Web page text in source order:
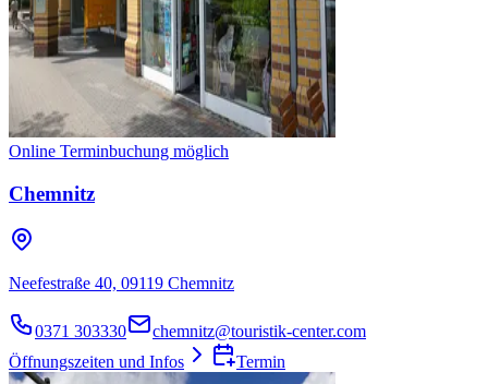
Online Terminbuchung möglich
Chemnitz
Neefestraße 40, 09119 Chemnitz
0371 303330
chemnitz@touristik-center.com
Öffnungszeiten und Infos
Termin